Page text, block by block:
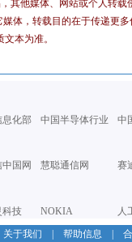
其他媒体、网站或个人转
体，转载目的在于传递更
本为准。
息化部 中国半导体行业 中
中国网 慧聪通信网 赛
科技 NOKIA
人
关于我们
帮助信息